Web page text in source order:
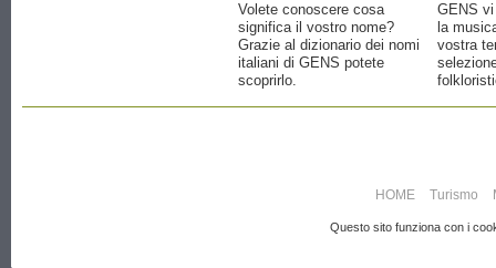
Volete conoscere cosa
significa il vostro nome?
Grazie al dizionario dei nomi
italiani di GENS potete
scoprirlo.
GENS
la
vostra
HOME Turismo
Questo sito funziona con i